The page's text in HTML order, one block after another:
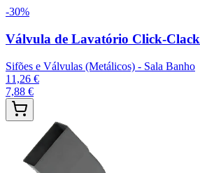
-30%
Válvula de Lavatório Click-Clack
Sifões e Válvulas (Metálicos) - Sala Banho
11,26 €
7,88 €